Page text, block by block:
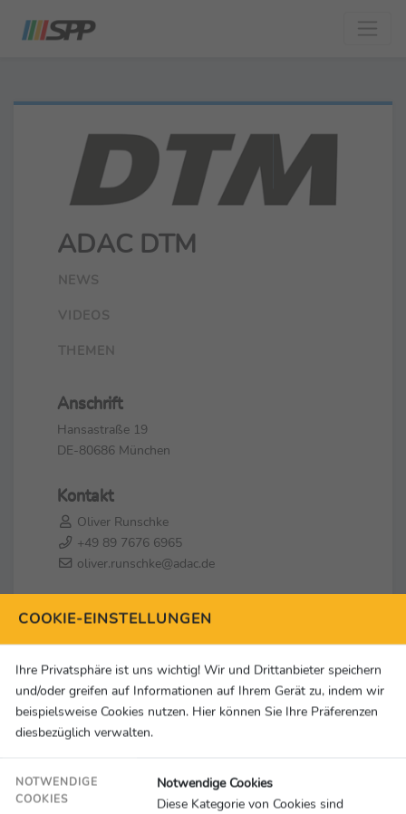
ADAC DTM
NEWS
VIDEOS
THEMEN
Anschrift
Hansastraße 19
DE-80686 München
Kontakt
Oliver Runschke
+49 89 7676 6965
oliver.runschke@adac.de
Social Media & Links
COOKIE-EINSTELLUNGEN
Ihre Privatsphäre ist uns wichtig! Wir und Drittanbieter speichern
und/oder greifen auf Informationen auf Ihrem Gerät zu, indem wir
beispielsweise Cookies nutzen. Hier können Sie Ihre Präferenzen
diesbezüglich verwalten.
NOTWENDIGE
COOKIES
Notwendige Cookies
Diese Kategorie von Cookies sind